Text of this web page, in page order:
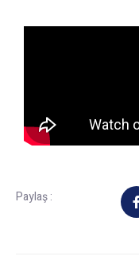
Paylaş :